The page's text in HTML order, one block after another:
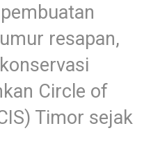
resapan,
Circle of
Timor sejak